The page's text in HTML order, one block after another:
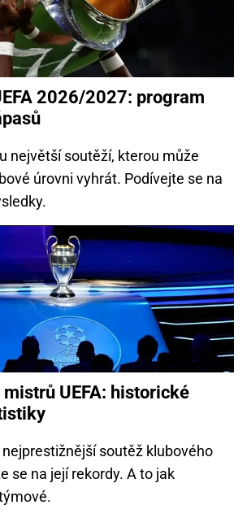
2026/2027: program
největší soutěží, kterou může
úrovni vyhrát. Podívejte se na
UEFA: historické
soutěž klubového
se na její rekordy. A to jak